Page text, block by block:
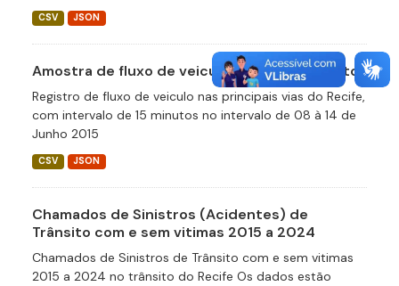
CSV JSON
Amostra de fluxo de veiculos a cada 15 minutos
Registro de fluxo de veiculo nas principais vias do Recife,
com intervalo de 15 minutos no intervalo de 08 à 14 de
Junho 2015
CSV JSON
Chamados de Sinistros (Acidentes) de
Trânsito com e sem vitimas 2015 a 2024
Chamados de Sinistros de Trânsito com e sem vitimas
2015 a 2024 no trânsito do Recife Os dados estão